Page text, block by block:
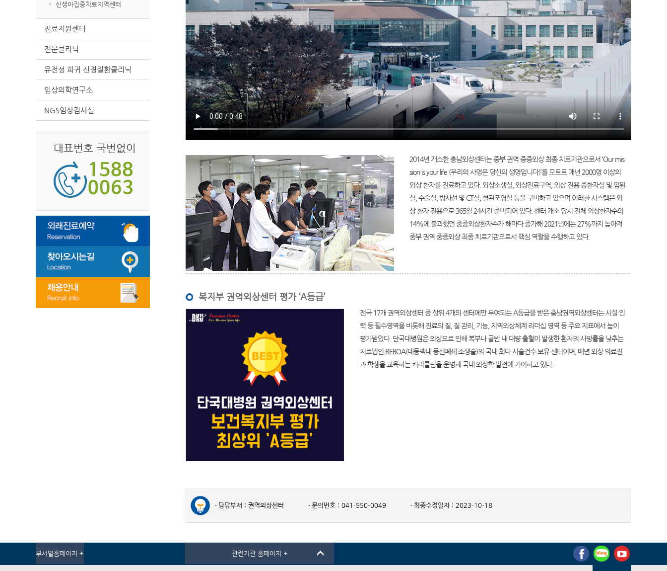
신생아집중치료지역센터
진료지원센터
전문클리닉
유전성 희귀 신경질환클리닉
임상의학연구소
NGS임상검사실
대표번호 국번없이
2014년 개소한 충남외상센터는 중부 권역 중증외상 최종 치료기관으로서 ‘Our mis
sion is your life (우리의 사명은 당신의 생명입니다)’를 모토로 매년 2000명 이상의
외상 환자를 진료하고 있다. 외상소생실, 외상진료구역, 외상 전용 중환자실 및 입원
실, 수술실, 방사선 및 CT실, 혈관조영실 등을 구비하고 있으며 이러한 시스템은 외
상 환자 전용으로 365일 24시간 준비되어 있다. 센터 개소 당시 전체 외상환자수의
14%에 불과했던 중증외상환자수가 해마다 증가해 2021년에는 27%까지 높아져
중부 권역 중증외상 최종 치료기관으로서 핵심 역할을 수행하고 있다.
복지부 권역외상센터 평가 ‘A등급’
전국 17개 권역외상센터 중 상위 4개의 센터에만 부여되는 A등급을 받은 충남권역외상센터는 시설·인
력 등 필수영역을 비롯해 진료의 질, 질 관리, 기능, 지역외상체계 리더십 영역 등 주요 지표에서 높이
평가받았다. 단국대병원은 외상으로 인해 복부나 골반 내 대량 출혈이 발생한 환자의 사망률을 낮추는
치료법인 REBOA(대동맥내 풍선폐쇄 소생술)의 국내 최다 시술건수 보유 센터이며, 매년 외상 의료진
과 학생을 교육하는 커리큘럼을 운영해 국내 외상학 발전에 기여하고 있다.
담당부서 : 권역외상센터 문의번호 : 041-550-0049 최종수정일자 : 2023-10-18
부서별홈페이지 + 관련기관 홈페이지 +